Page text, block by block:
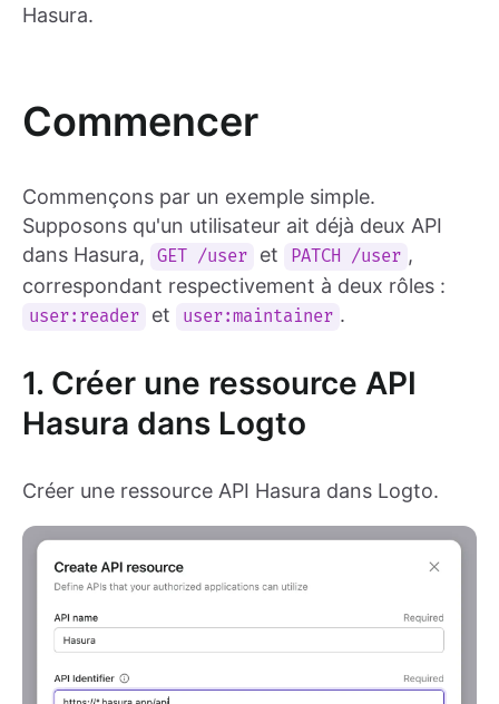
Hasura.
Commencer
Commençons par un exemple simple.
Supposons qu'un utilisateur ait déjà deux API
dans Hasura,
GET /user et PATCH /user ,
correspondant respectivement à deux rôles :
user:reader et user:maintainer .
1. Créer une ressource API
Hasura dans Logto
Créer une ressource API Hasura dans Logto.